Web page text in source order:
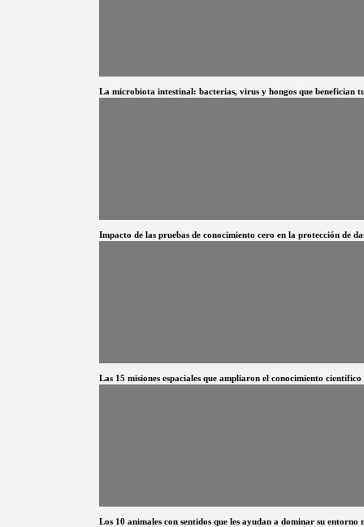
La microbiota intestinal: bacterias, virus y hongos que benefician
Impacto de las pruebas de conocimiento cero en la protección de
Las 15 misiones espaciales que ampliaron el conocimiento
Los 10 animales con sentidos que les ayudan a dominar su entorno